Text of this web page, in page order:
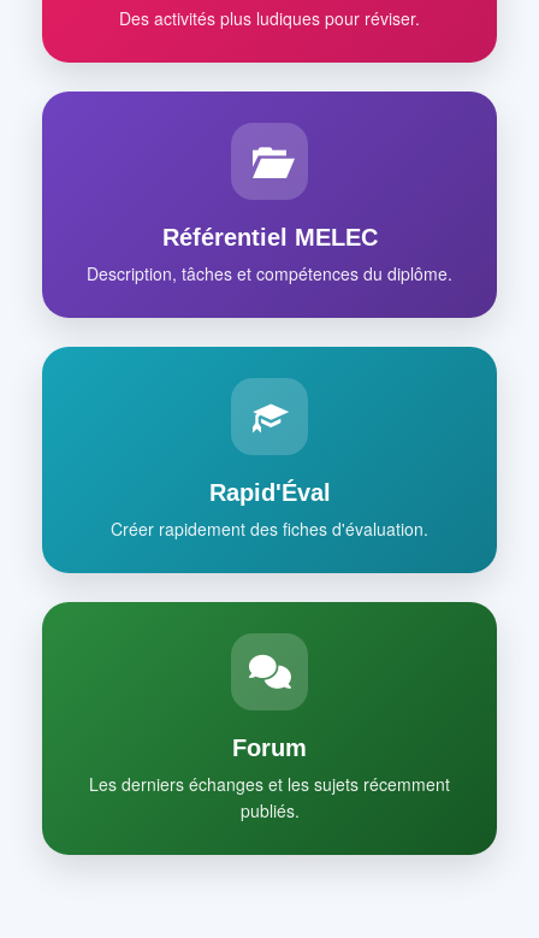
Des activités plus ludiques pour réviser.
Référentiel MELEC
Description, tâches et compétences du diplôme.
Rapid'Éval
Créer rapidement des fiches d'évaluation.
Forum
Les derniers échanges et les sujets récemment
publiés.